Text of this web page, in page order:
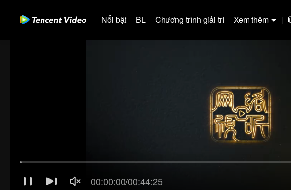
Nổi bật BL Chương trình giải trí Xem thêm |